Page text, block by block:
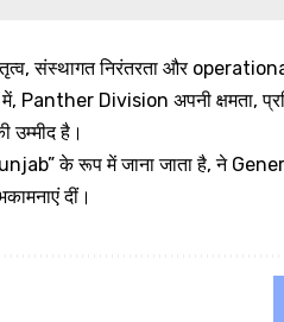
संस्थागत निरंतरता और
Division अपनी क्षमता,
उम्मीद है।
के रूप में जाना जाता है, ने
दीं।